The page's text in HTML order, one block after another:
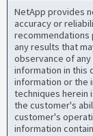
NetApp provides
accuracy or
any results that
observance of
information in this
information or the
techniques herein
the customer's
customer's
information